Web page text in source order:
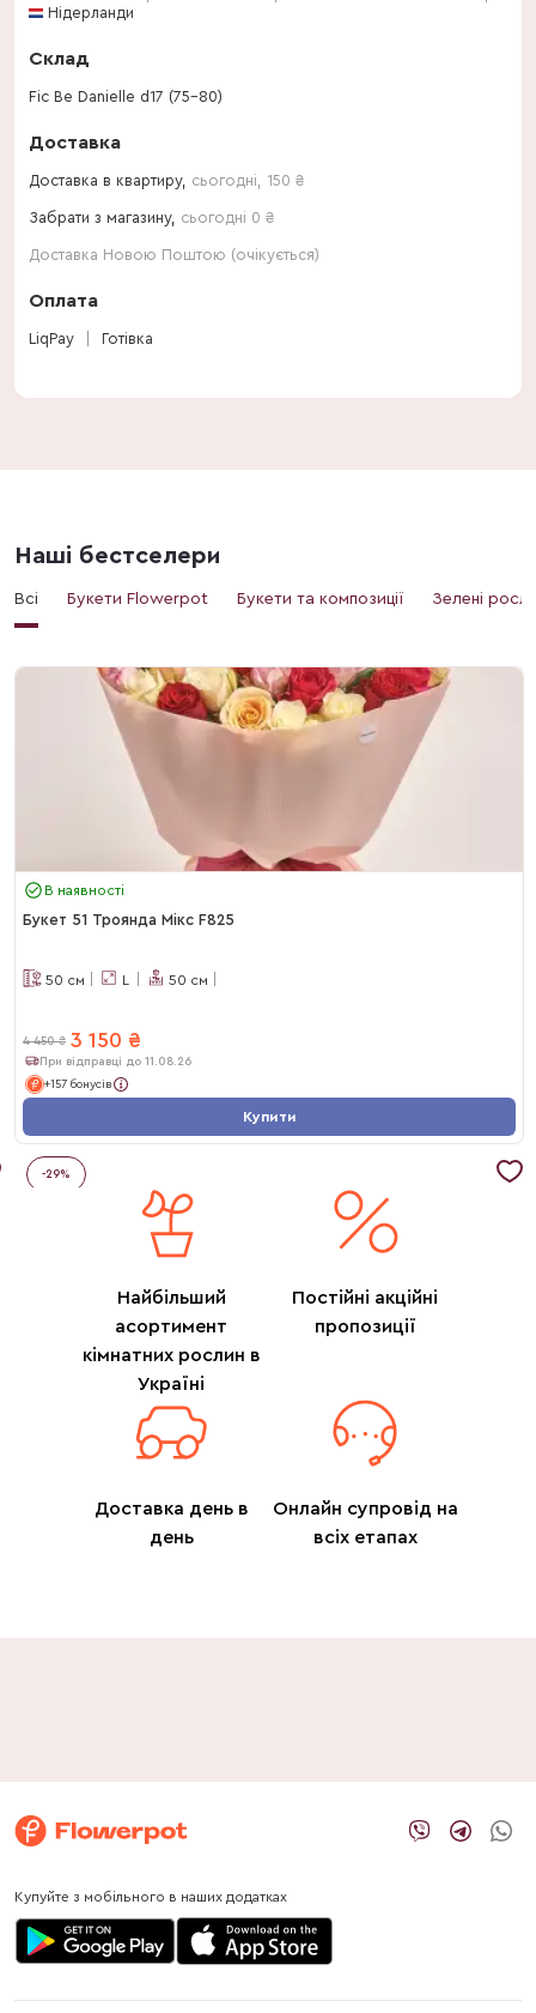
Нідерланди
Склад
Fic Be Danielle d17 (75-80)
Доставка
Доставка в квартиру, сьогодні 150 ₴
Забрати з магазину, сьогодні 0 ₴
Доставка Новою Поштою (очікується)
Оплата
LiqPay Готівка
Наші бестселери
Всі Букети Flowerpot Букети та композиції Зелені
В наявності
Букет 51 Троянда Мікс F825
50 см L 50 см
4 450 ₴ 3 150 ₴
При відправці до 11.08.26
+157 бонусів
Купити
-29%
Найбільший
асортимент
кімнатних рослин в
Україні
Постійні акційні
пропозиції
Доставка день в
день
Онлайн супровід на
всіх етапах
Купуйте з мобільного в наших додатках